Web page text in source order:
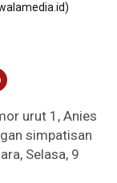
urut 1, Anies
simpatisan
Selasa, 9